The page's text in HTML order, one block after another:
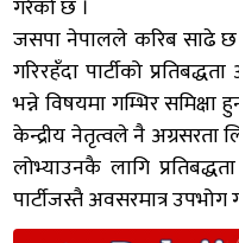
गरेको छ ।
जसपा नेपालले करिब साढे छ
गरिरहँदा पार्टीको
भन्ने विषयमा गम्भिर
केन्द्रीय नेतृत्वले नै
लोभ्याउनकै लागि
पार्टीजस्तै अवसरमात्र